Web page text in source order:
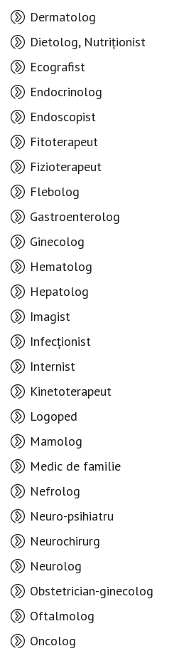
Dermatolog
Dietolog, Nutriționist
Ecografist
Endocrinolog
Endoscopist
Fitoterapeut
Fizioterapeut
Flebolog
Gastroenterolog
Ginecolog
Hematolog
Hepatolog
Imagist
Infecționist
Internist
Kinetoterapeut
Logoped
Mamolog
Medic de familie
Nefrolog
Neuro-psihiatru
Neurochirurg
Neurolog
Obstetrician-ginecolog
Oftalmolog
Oncolog